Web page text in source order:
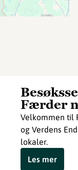
Færder
Velkommen til
og Verdens
lokaler.
Les mer